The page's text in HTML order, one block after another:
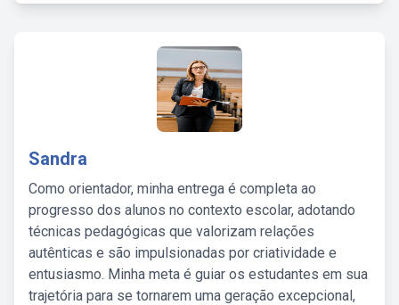
Sandra
Como orientador, minha entrega é completa ao
progresso dos alunos no contexto escolar, adotando
técnicas pedagógicas que valorizam relações
autênticas e são impulsionadas por criatividade e
entusiasmo. Minha meta é guiar os estudantes em sua
trajetória para se tornarem uma geração excepcional,